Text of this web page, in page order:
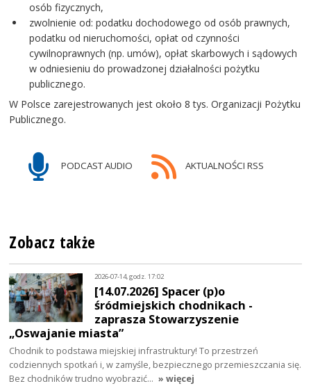
osób fizycznych,
zwolnienie od: podatku dochodowego od osób prawnych,
podatku od nieruchomości, opłat od czynności
cywilnoprawnych (np. umów), opłat skarbowych i sądowych
w odniesieniu do prowadzonej działalności pożytku
publicznego.
W Polsce zarejestrowanych jest około 8 tys. Organizacji Pożytku
Publicznego.
PODCAST AUDIO AKTUALNOŚCI RSS
Zobacz także
2026-07-14, godz. 17:02
[14.07.2026] Spacer (p)o
śródmiejskich chodnikach -
zaprasza Stowarzyszenie
„Oswajanie miasta”
Chodnik to podstawa miejskiej infrastruktury! To przestrzeń
codziennych spotkań i, w zamyśle, bezpiecznego przemieszczania się.
Bez chodników trudno wyobrazić… » więcej